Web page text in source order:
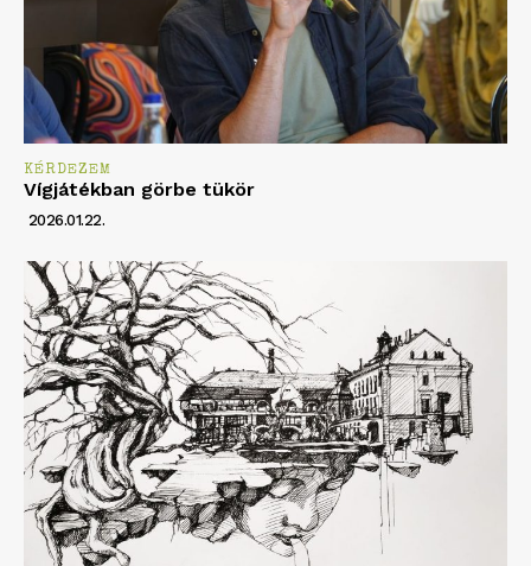
KÉRDEZEM
Vígjátékban görbe tükör
2026.01.22.